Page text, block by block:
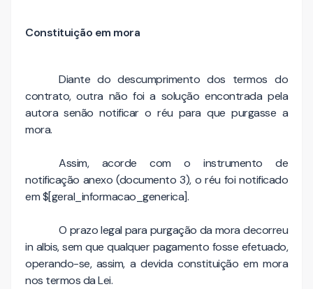
Constituição em mora
Diante do descumprimento dos termos do
contrato, outra não foi a solução encontrada pela
autora senão notificar o réu para que purgasse a
mora.
Assim, acorde com o instrumento de
notificação anexo (documento 3), o réu foi notificado
em $[geral_informacao_generica].
O prazo legal para purgação da mora decorreu
in albis, sem que qualquer pagamento fosse efetuado,
operando-se, assim, a devida constituição em mora
nos termos da Lei.